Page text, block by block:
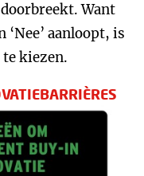
Want
aanloopt, is
te kiezen.